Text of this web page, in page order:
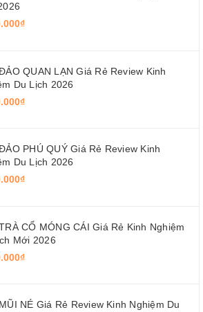
QUAN LẠN Giá Rẻ Review Kinh
Du Lịch 2026
PHÚ QUÝ Giá Rẻ Review Kinh
Du Lịch 2026
CỔ MÓNG CÁI Giá Rẻ Kinh Nghiệm
Mới 2026
NÉ Giá Rẻ Review Kinh Nghiệm Du